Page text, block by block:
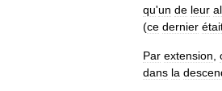
qu'un de leur
(ce dernier
Par extension
dans la